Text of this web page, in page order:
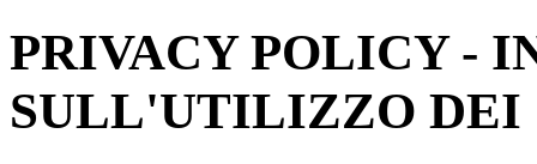
PRIVACY POLICY -
SULL'UTILIZZO DEI